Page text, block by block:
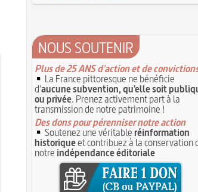
NOUS SOUTENIR
Plus de 25 ANS d'action et de
La France pittoresque ne bénéficie
d'aucune subvention, qu'elle soit
ou privée. Prenez activement part à la
transmission de notre patrimoine !
Des dons pour pérenniser notre action
Soutenez une véritableréinformation
historiqueet contribuez à la conservation
notre indépendance éditoriale